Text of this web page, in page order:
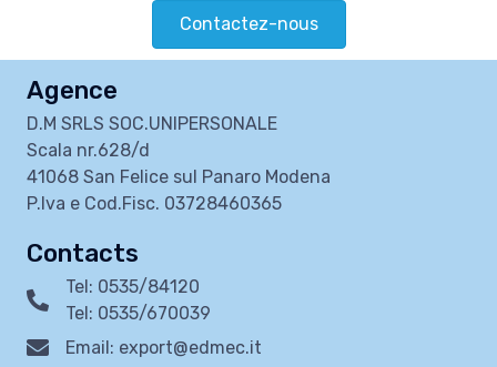
Contactez-nous
Agence
D.M SRLS SOC.UNIPERSONALE
Scala nr.628/d
41068 San Felice sul Panaro Modena
P.Iva e Cod.Fisc. 03728460365
Contacts
Tel: 0535/84120
Tel: 0535/670039
Email: export@edmec.it